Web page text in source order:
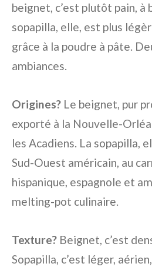
beignet, c’est plutôt pain, à
sopapilla, elle, est plus
grâce à la poudre à pâte.
ambiances.
Origines? Le beignet, pur
exporté à la Nouvelle-
les Acadiens. La sopapilla,
Sud-Ouest américain, au
hispanique, espagnole et
melting-pot culinaire.
Texture? Beignet, c’est
Sopapilla, c’est léger,